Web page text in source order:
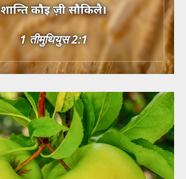
शान्ति कौइ ज़ी सौकिलै।
1 तीमुथियुस 2:1